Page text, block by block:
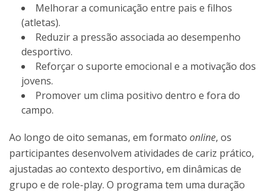
Melhorar a comunicação entre pais e filhos
(atletas).
Reduzir a pressão associada ao desempenho
desportivo.
Reforçar o suporte emocional e a motivação dos
jovens.
Promover um clima positivo dentro e fora do
campo.
Ao longo de oito semanas, em formato online, os
participantes desenvolvem atividades de cariz prático,
ajustadas ao contexto desportivo, em dinâmicas de
grupo e de role-play. O programa tem uma duração